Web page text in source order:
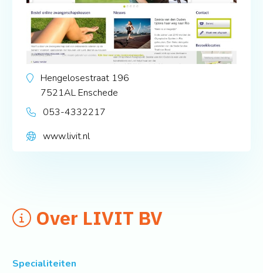
Hengelosestraat 196
7521AL Enschede
053-4332217
www.livit.nl
Over LIVIT BV
Specialiteiten